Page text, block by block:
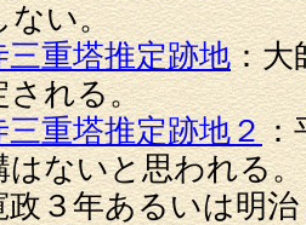
ない。
三重塔推定跡地：大
される。
三重塔推定跡地２：
はないと思われる。
年あるいは明治